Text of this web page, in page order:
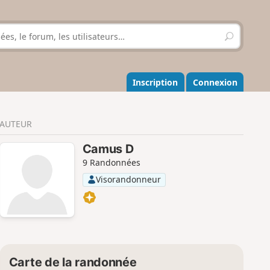
R
e
h
e
r
r
Inscription Connexion
AUTEUR
Camus D
9 Randonnées
Visorandonneur
Carte de la randonnée